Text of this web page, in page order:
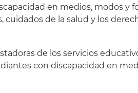
en medios, modos y
cuidados de la salud y los
de los servicios
con discapacidad en